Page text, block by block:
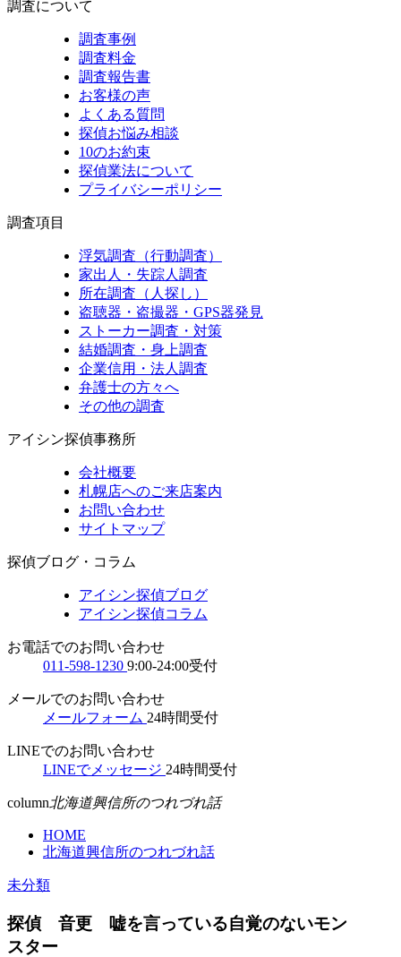
調査について
調査事例
調査料金
調査報告書
お客様の声
よくある質問
探偵お悩み相談
10のお約束
探偵業法について
プライバシーポリシー
調査項目
浮気調査（行動調査）
家出人・失踪人調査
所在調査（人探し）
盗聴器・盗撮器・GPS器発見
ストーカー調査・対策
結婚調査・身上調査
企業信用・法人調査
弁護士の方々へ
その他の調査
アイシン探偵事務所
会社概要
札幌店へのご来店案内
お問い合わせ
サイトマップ
探偵ブログ・コラム
アイシン探偵ブログ
アイシン探偵コラム
お電話でのお問い合わせ
011-598-1230 9:00-24:00受付
メールでのお問い合わせ
メールフォーム 24時間受付
LINEでのお問い合わせ
LINEでメッセージ 24時間受付
column北海道興信所のつれづれ話
HOME
北海道興信所のつれづれ話
未分類
探偵 音更 嘘を言っている自覚のないモン
スター